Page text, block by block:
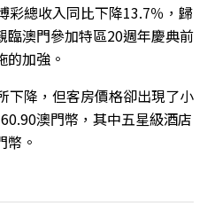
彩總收入同比下降13.7％，歸
臨澳門參加特區20週年慶典前
的加強。
下降，但客房價格卻出現了小
澳門幣，其中五星級酒店
幣。